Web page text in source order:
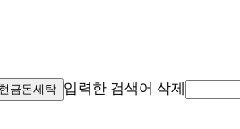
금돈세탁 입력한 검색어 삭제